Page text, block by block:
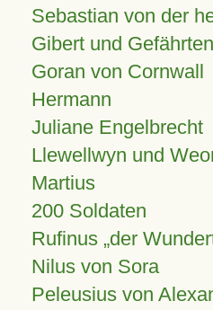
Sebastian von der
Gibert und Gefährten
Goran von Cornwall
Hermann
Juliane Engelbrecht
Llewellwyn und
Martius
200 Soldaten
Rufinus „der
Nilus von Sora
Peleusius von